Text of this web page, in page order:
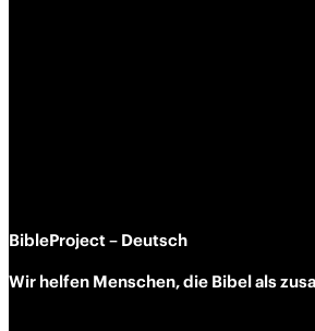
BibleProject – Deutsch
Wir helfen Menschen, die Bibel als